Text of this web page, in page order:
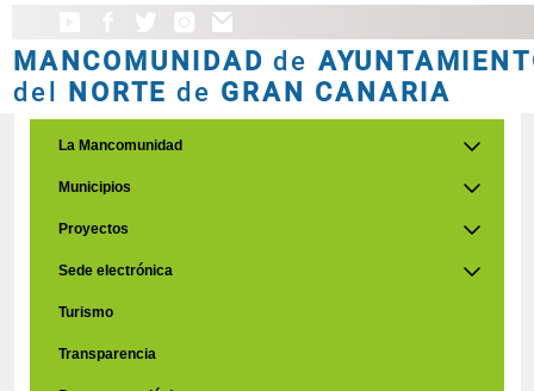
MANCOMUNIDAD de
del NORTE de GRAN CANARIA
La Mancomunidad
Municipios
Proyectos
Sede electrónica
Turismo
Transparencia